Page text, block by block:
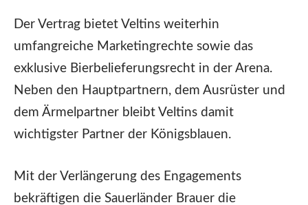
Der Vertrag bietet Veltins weiterhin
umfangreiche Marketingrechte sowie das
exklusive Bierbelieferungsrecht in der Arena.
Neben den Hauptpartnern, dem Ausrüster und
dem Ärmelpartner bleibt Veltins damit
wichtigster Partner der Königsblauen.
Mit der Verlängerung des Engagements
bekräftigen die Sauerländer Brauer die